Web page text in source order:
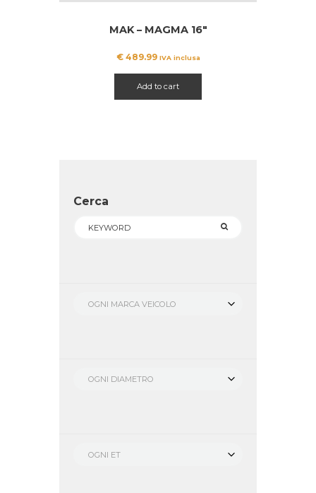
MAK – MAGMA 16″
€489.99 IVA inclusa
Add to cart
Cerca
OGNI MARCA VEICOLO
OGNI DIAMETRO
OGNI ET